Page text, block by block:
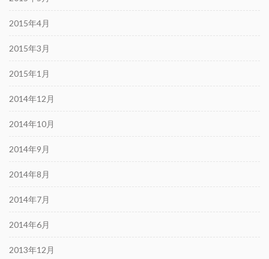
2015年4月
2015年3月
2015年1月
2014年12月
2014年10月
2014年9月
2014年8月
2014年7月
2014年6月
2013年12月